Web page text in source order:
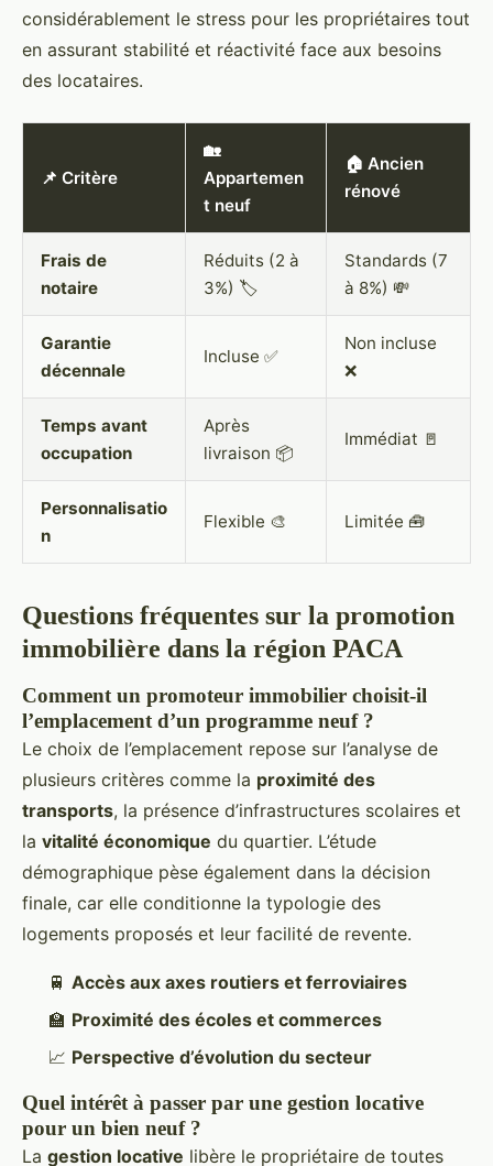
considérablement le stress pour les propriétaires tout
en assurant stabilité et réactivité face aux besoins
des locataires.
📌 Critère
🏡
Appartemen
t neuf
🏠 Ancien
rénové
Frais de
notaire
Réduits (2 à
3%) 🏷️
Standards (7
à 8%) 💸
Garantie
décennale
Incluse ✅
Non incluse
❌
Temps avant
occupation
Après
livraison 📦
Immédiat 🚪
Personnalisatio
n
Flexible 🎨 Limitée 🧰
Questions fréquentes sur la promotion
immobilière dans la région PACA
Comment un promoteur immobilier choisit-il
l’emplacement d’un programme neuf ?
Le choix de l’emplacement repose sur l’analyse de
plusieurs critères comme la proximité des
transports, la présence d’infrastructures scolaires et
la vitalité économique du quartier. L’étude
démographique pèse également dans la décision
finale, car elle conditionne la typologie des
logements proposés et leur facilité de revente.
🚆 Accès aux axes routiers et ferroviaires
🏫 Proximité des écoles et commerces
📈 Perspective d’évolution du secteur
Quel intérêt à passer par une gestion locative
pour un bien neuf ?
La gestion locative libère le propriétaire de toutes